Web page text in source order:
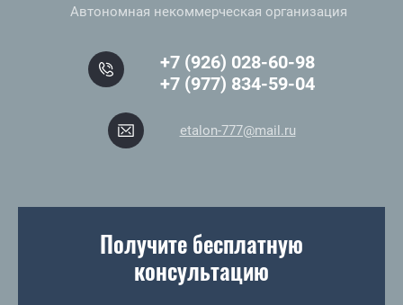
Автономная некоммерческая организация
+7 (926) 028-60-98
+7 (977) 834-59-04
etalon-777@mail.ru
Получите бесплатную
консультацию